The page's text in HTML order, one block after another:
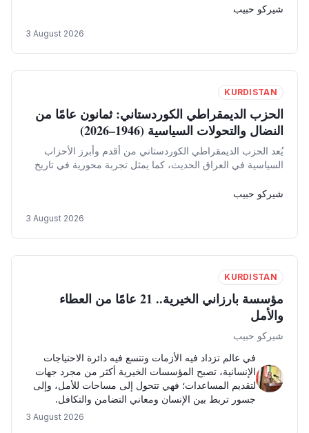
لافتًا جذب اهتمام الأوساط السياسية والإعلامية داخل العراق
شيركو حبيب
3 August 2026
KURDISTAN
الحزب الديمقراطي الكوردستاني: ثمانون عامًا من
النضال والتحولات السياسية (1946–2026)
يُعد الحزب الديمقراطي الكوردستاني من أقدم وأبرز الأحزاب
السياسية في العراق الحديث، كما يمثل تجربة محورية في تاريخ
مرّ الحزب بمراحل تاريخية متعددة
شيركو حبيب
3 August 2026
KURDISTAN
مؤسسة بارزاني الخيرية.. 21 عامًا من العطاء
والأمل
شيركو حبيب
في عالم تزداد فيه الأزمات وتتسع فيه دائرة الاحتياجات
الإنسانية، تصبح المؤسسات الخيرية أكثر من مجرد جهات
لتقديم المساعدات؛ فهي تتحول إلى مساحات للأمل، وإلى
جسور تربط بين الإنسان ومعاني التضامن والتكافل.
3 August 2026